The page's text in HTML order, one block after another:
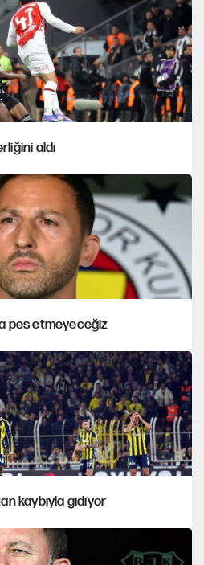
aldı
pes etmeyeceğiz
kaybıyla gidiyor